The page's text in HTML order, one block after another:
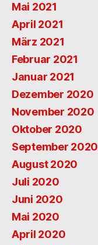
Mai 2021
April 2021
März 2021
Februar 2021
Januar 2021
Dezember 2020
November 2020
Oktober 2020
September 2020
August 2020
Juli 2020
Juni 2020
Mai 2020
April 2020